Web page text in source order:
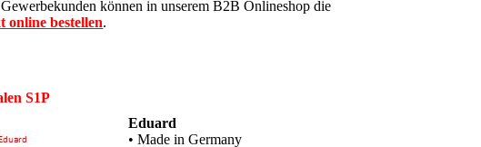
können in unserem B2B Onlineshop die
online bestellen.
S1P
Eduard
• Made in Germany